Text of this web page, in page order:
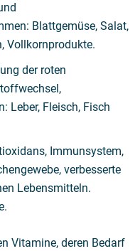
Blattgemüse, Salat,
Vollkornprodukte.
der roten
Leber, Fleisch, Fisch
Immunsystem,
verbesserte
Lebensmitteln.
Vitamine, deren Bedarf